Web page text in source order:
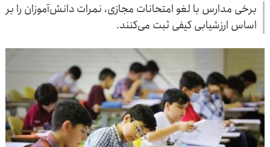
برخی مدارس با لغو امتحانات مجازی، نمرات دانش‌آموزان را بر
اساس ارزشیابی کیفی ثبت می‌کنند.